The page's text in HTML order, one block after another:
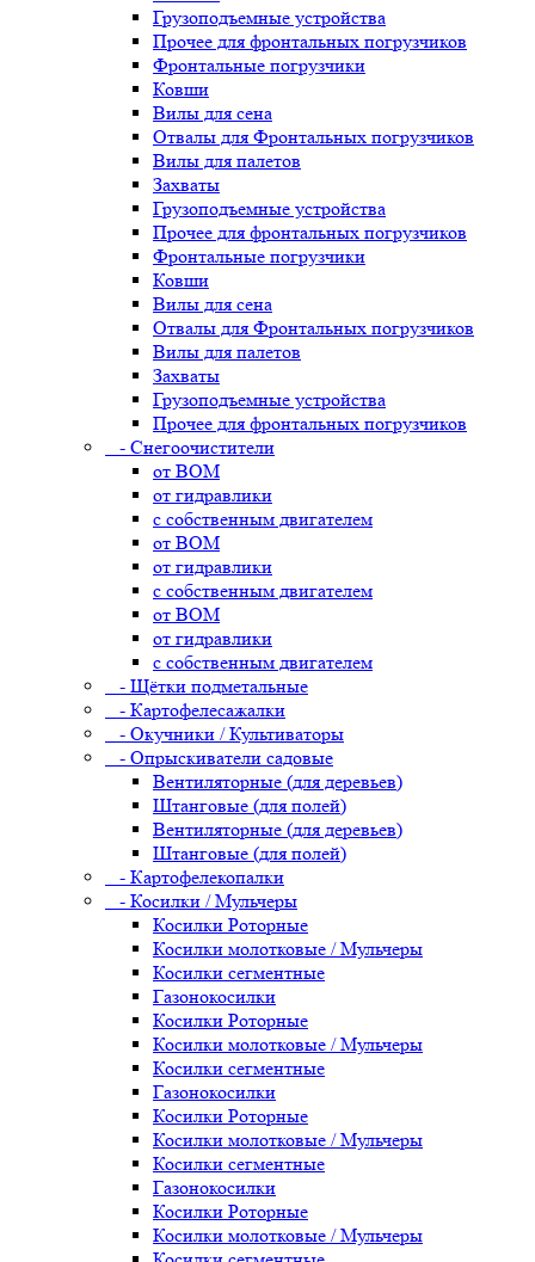
Грузоподъемные устройства
Прочее для фронтальных погрузчиков
Фронтальные погрузчики
Ковши
Вилы для сена
Отвалы для Фронтальных погрузчиков
Вилы для палетов
Захваты
Грузоподъемные устройства
Прочее для фронтальных погрузчиков
Фронтальные погрузчики
Ковши
Вилы для сена
Отвалы для Фронтальных погрузчиков
Вилы для палетов
Захваты
Грузоподъемные устройства
Прочее для фронтальных погрузчиков
- Снегоочистители
от ВОМ
от гидравлики
с собственным двигателем
от ВОМ
от гидравлики
с собственным двигателем
от ВОМ
от гидравлики
с собственным двигателем
- Щётки подметальные
- Картофелесажалки
- Окучники / Культиваторы
- Опрыскиватели садовые
Вентиляторные (для деревьев)
Штанговые (для полей)
Вентиляторные (для деревьев)
Штанговые (для полей)
- Картофелекопалки
- Косилки / Мульчеры
Косилки Роторные
Косилки молотковые / Мульчеры
Косилки сегментные
Газонокосилки
Косилки Роторные
Косилки молотковые / Мульчеры
Косилки сегментные
Газонокосилки
Косилки Роторные
Косилки молотковые / Мульчеры
Косилки сегментные
Газонокосилки
Косилки Роторные
Косилки молотковые / Мульчеры